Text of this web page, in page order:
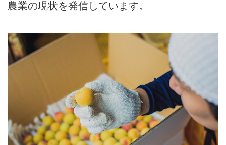
農業の現状を発信しています。